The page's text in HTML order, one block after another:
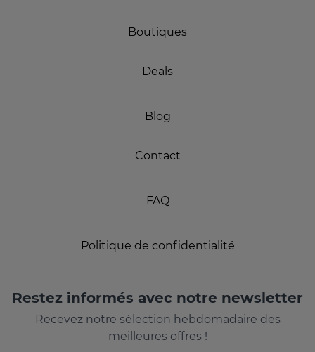
Boutiques
Deals
Blog
Contact
FAQ
Politique de confidentialité
Restez informés avec notre newsletter
Recevez notre sélection hebdomadaire des
meilleures offres !